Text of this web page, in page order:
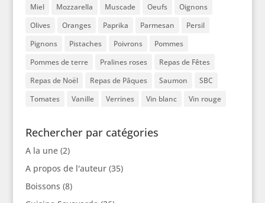
Miel Mozzarella Muscade Oeufs
Oignons
Olives
Oranges Paprika Parmesan
Persil
Pignons
Pistaches Poivrons
Pommes
Pommes de terre
Pralines roses
Repas de Fêtes
Repas de Noël
Repas de Pâques Saumon
SBC
Tomates
Vanille Verrines Vin blanc Vin rouge
Rechercher par catégories
A la une(2)
A propos de l'auteur(35)
Boissons (8)